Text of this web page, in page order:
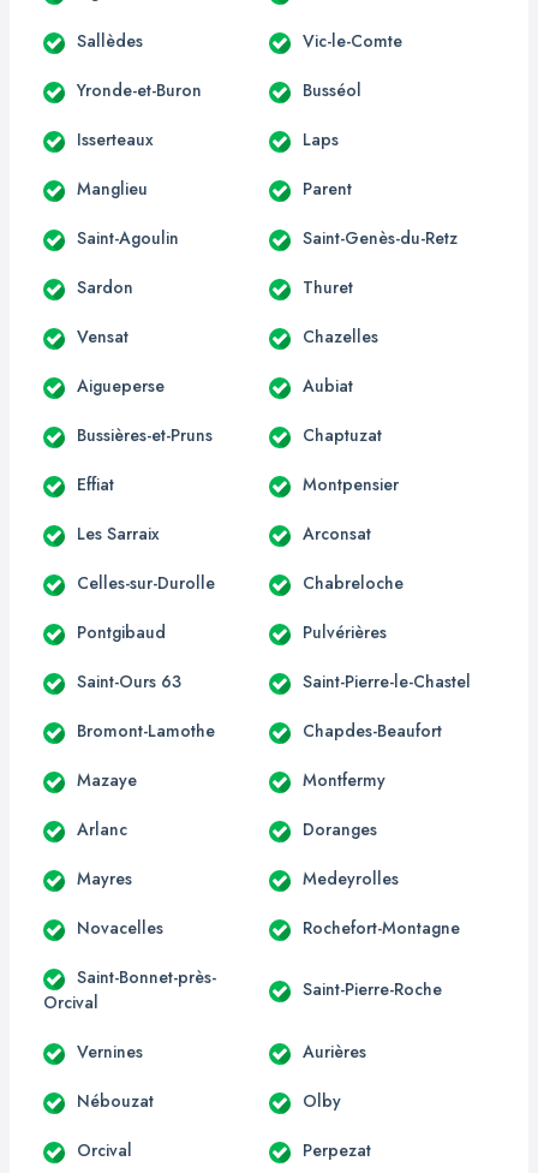
Sallèdes Vic-le-Comte
Yronde-et-Buron Busséol
Isserteaux Laps
Manglieu Parent
Saint-Agoulin Saint-Genès-du-Retz
Sardon Thuret
Vensat Chazelles
Aigueperse Aubiat
Bussières-et-Pruns Chaptuzat
Effiat Montpensier
Les Sarraix Arconsat
Celles-sur-Durolle Chabreloche
Pontgibaud Pulvérières
Saint-Ours 63 Saint-Pierre-le-Chastel
Bromont-Lamothe Chapdes-Beaufort
Mazaye Montfermy
Arlanc Doranges
Mayres Medeyrolles
Novacelles Rochefort-Montagne
Saint-Bonnet-près-
Orcival
Saint-Pierre-Roche
Vernines Aurières
Nébouzat Olby
Orcival Perpezat